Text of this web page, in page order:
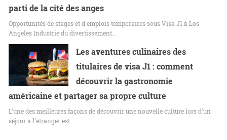
parti de la cité des anges
Opportunités de stages et d'emplois temporaires sous Visa J1 à Los
Angeles Industrie du divertissement…
Les aventures culinaires des
titulaires de visa J1 : comment
découvrir la gastronomie
américaine et partager sa propre culture
L'une des meilleures façons de découvrir une nouvelle culture lors d'un
séjour à l'étranger est…